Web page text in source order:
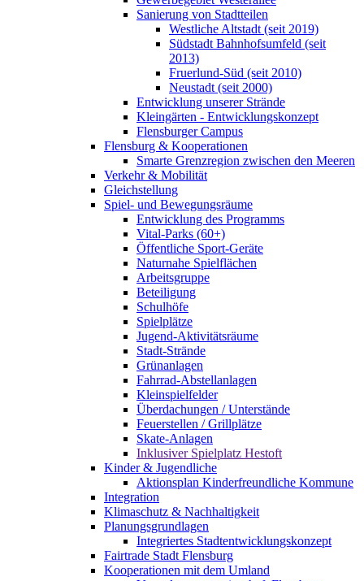
Sanierung von Stadtteilen
Westliche Altstadt (seit 2019)
Südstadt Bahnhofsumfeld (seit
2013)
Fruerlund-Süd (seit 2010)
Neustadt (seit 2000)
Entwicklung unserer Strände
Kleingärten - Entwicklungskonzept
Flensburger Campus
Flensburg & Kooperationen
Smarte Grenzregion zwischen den Meeren
Verkehr & Mobilität
Gleichstellung
Spiel- und Bewegungsräume
Entwicklung des Programms
Vital-Parks (60+)
Öffentliche Sport-Geräte
Naturnahe Spielflächen
Arbeitsgruppe
Beteiligung
Schulhöfe
Spielplätze
Jugend-Aktivitätsräume
Stadt-Strände
Grünanlagen
Fahrrad-Abstellanlagen
Kleinspielfelder
Überdachungen / Unterstände
Feuerstellen / Grillplätze
Skate-Anlagen
Inklusiver Spielplatz Hestoft
Kinder & Jugendliche
Aktionsplan Kinderfreundliche Kommune
Integration
Klimaschutz & Nachhaltigkeit
Planungsgrundlagen
Integriertes Stadtentwicklungskonzept
Fairtrade Stadt Flensburg
Kooperationen mit dem Umland